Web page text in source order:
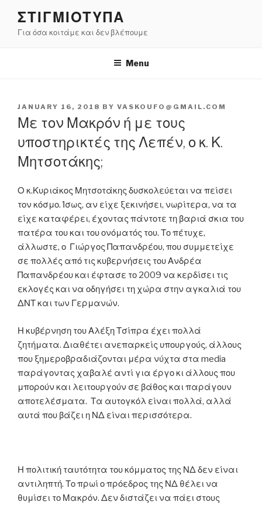
content
ΣΤΙΓΜΙΟΤΥΠΑ
Για όσα κοιτάμε και δεν βλέπουμε
Menu
POSTED
ON
JANUARY 16, 2018 BY VASKOUFO@GMAIL.COM
Με τον Μακρόν ή με τους
υποστηρικτές της Λεπέν, ο κ. Κ.
Μητσοτάκης;
Ο κ.Κυριάκος Μητσοτάκης δυσκολεύεται να πείσει
τον κόσμο. Ίσως, αν είχε ξεκινήσει, νωρίτερα, να τα
είχε καταφέρει, έχοντας πάντοτε τη βαριά σκια του
πατέρα του και του ονόματός του. Το πέτυχε,
άλλωστε, ο Γιώργος Παπανδρέου, που συμμετείχε
σε πολλές από τις κυβερνήσεις του Ανδρέα
Παπανδρέου και έφτασε το 2009 να κερδίσει τις
εκλογές και να οδηγήσει τη χώρα στην αγκαλιά του
ΔΝΤ και των Γερμανών.
Η κυβέρνηση του Αλέξη Τσίπρα έχει πολλά
ζητήματα. Διαθέτει ανεπαρκείς υπουργούς, άλλους
που ξημεροβραδιάζονται μέρα νύχτα στα media
παράγοντας χαβαλέ αντί για έργο κι άλλους που
μπορούν και λειτουργούν σε βάθος και παράγουν
αποτελέσματα. Τα αυτογκόλ είναι πολλά, αλλά
αυτά που βάζει η ΝΔ είναι περισσότερα.
Η πολιτική ταυτότητα του κόμματος της ΝΔ δεν είναι
αντιληπτή. Το πρωί ο πρόεδρος της ΝΔ θέλει να
θυμίσει το Μακρόν. Δεν διστάζει να πάει στους